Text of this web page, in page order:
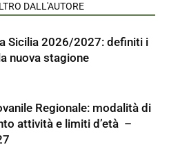
DALL'AUTORE
Sicilia 2026/2027: definiti i
nuova stagione
Regionale: modalità di
attività e limiti d’età –